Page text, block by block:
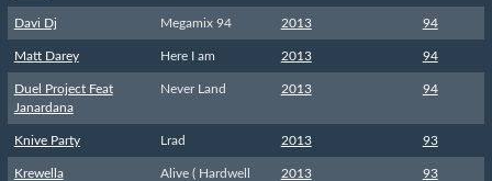
Davi Dj Megamix 94 2013 94
Matt Darey Here I am 2013 94
Duel Project Feat
Janardana
Never Land 2013 94
Knive Party Lrad 2013 93
Krewella
Alive ( Hardwell
2013 93